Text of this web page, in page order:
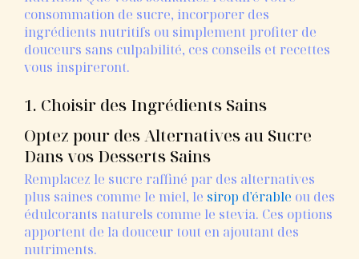
consommation de sucre, incorporer des
ingrédients nutritifs ou simplement profiter de
douceurs sans culpabilité, ces conseils et recettes
vous inspireront.
1. Choisir des Ingrédients Sains
Optez pour des Alternatives au Sucre
Dans vos Desserts Sains
Remplacez le sucre raffiné par des alternatives
plus saines comme le miel, le sirop d'érable ou des
édulcorants naturels comme le stevia. Ces options
apportent de la douceur tout en ajoutant des
nutriments.